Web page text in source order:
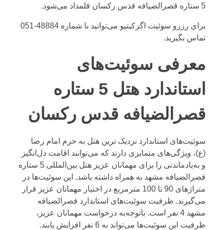
5 ستاره قصرالضیافه قدس رکسان قلمداد می‌شود.
برای رزرو سوئیت اگزکیتیو می‌توانید با شماره 48884-051
تماس بگیرید.
معرفی سوئیت‌های
استاندارد هتل 5 ستاره
قصرالضیافه قدس رکسان
سوئیت‌های استاندارد نزدیک ترین هتل به حرم امام رضا
(ع)، ویژگی‌های متمایزی دارند که می‌توانند اقامت دل‌انگیز
و به‌یادماندنی را برای مهمانان عزیز هتل بین‌المللی 5 ستاره
قصرالضیافه مشهد به همراه داشته باشد. این سوئیت‌ها در
متراژهای 90 تا 100 مترمربع در اختیار مهمانان عزیز قرار
می‌گیرند. ظرفیت سوئیت‌های استاندارد قصرالضیافه
مشهد 4 نفر است. باتوجه‌به درخواست مهمانان عزیز،
ظرفیت این سوئیت‌ها می‌تواند به 6 نفر افزایش یابند.